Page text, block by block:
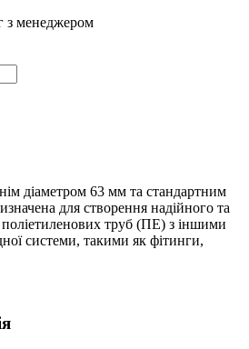
з менеджером
діаметром 63 мм та стандартним
для створення надійного та
труб (ПЕ) з іншими
системи, такими як фітинги,